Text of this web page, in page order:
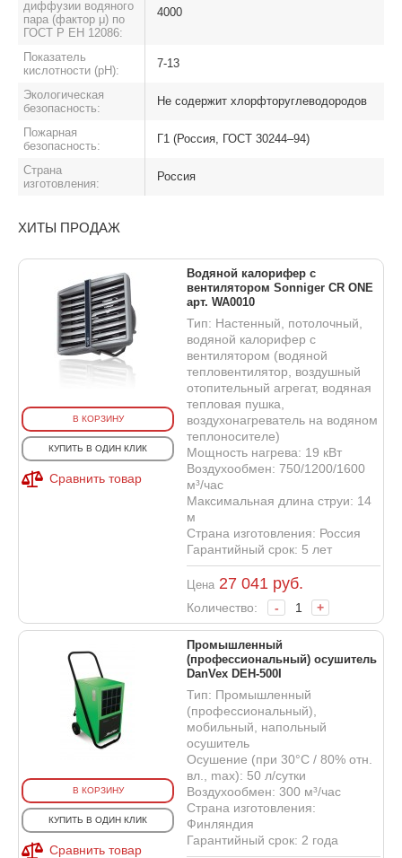
диффузии водяного
пара (фактор μ) по
ГОСТ Р ЕН 12086:
4000
Показатель
кислотности (pH):
7-13
Экологическая
безопасность:
Не содержит хлорфторуглеводородов
Пожарная
безопасность:
Г1 (Россия, ГОСТ 30244–94)
Страна
изготовления:
Россия
ХИТЫ ПРОДАЖ
В КОРЗИНУ
КУПИТЬ В ОДИН КЛИК
Сравнить товар
Водяной калорифер с
вентилятором Sonniger CR ONE
арт. WA0010
Тип: Настенный, потолочный,
водяной калорифер с
вентилятором (водяной
тепловентилятор, воздушный
отопительный агрегат, водяная
тепловая пушка,
воздухонагреватель на водяном
теплоносителе)
Мощность нагрева: 19 кВт
Воздухообмен: 750/1200/1600
м³/час
Максимальная длина струи: 14
м
Страна изготовления: Россия
Гарантийный срок: 5 лет
Цена 27 041 руб.
Количество: - +
В КОРЗИНУ
КУПИТЬ В ОДИН КЛИК
Сравнить товар
Промышленный
(профессиональный) осушитель
DanVex DEH-500I
Тип: Промышленный
(профессиональный),
мобильный, напольный
осушитель
Осушение (при 30°С / 80% отн.
вл., max): 50 л/сутки
Воздухообмен: 300 м³/час
Страна изготовления:
Финляндия
Гарантийный срок: 2 года